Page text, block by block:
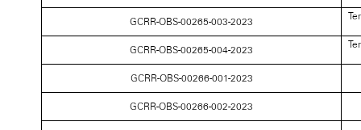
GCRR-OBS-00265-003-2023
GCRR-OBS-00265-004-2023
GCRR-OBS-00266-001-2023
GCRR-OBS-00266-002-2023